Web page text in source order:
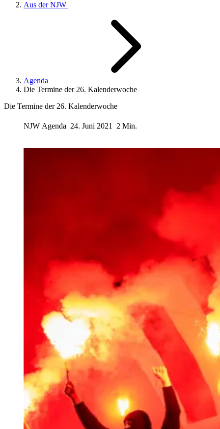
Aus der NJW
Agenda
Die Termine der 26. Kalenderwoche
Die Termine der 26. Kalenderwoche
NJW Agenda 24. Juni 2021 2 Min.